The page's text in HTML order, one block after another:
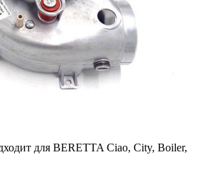
для BERETTA Ciao, City, Boiler,